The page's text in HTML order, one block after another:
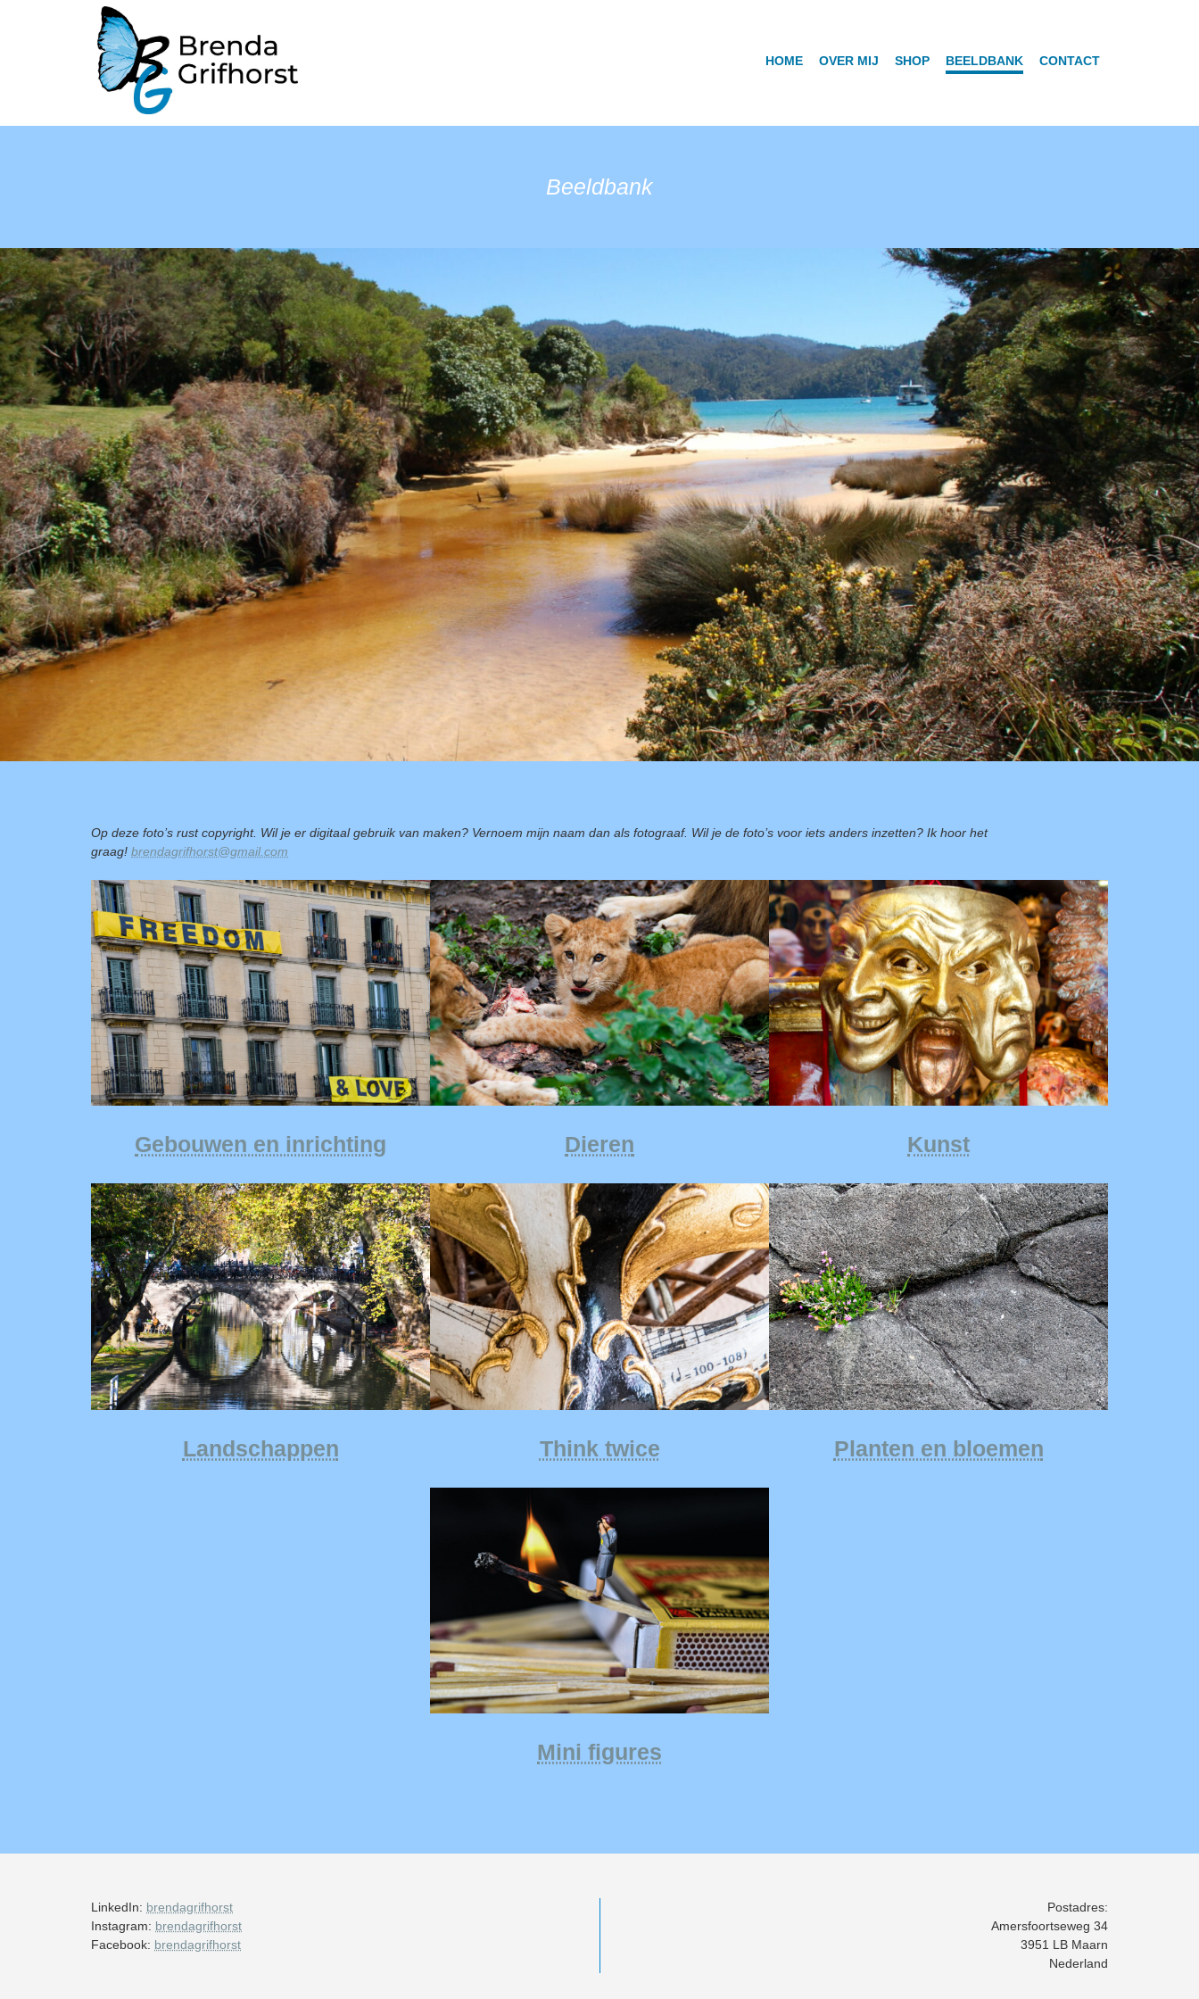
HOME OVER MIJ SHOP BEELDBANK CONTACT
Beeldbank
Op deze foto’s rust copyright. Wil je er digitaal gebruik van maken? Vernoem mijn naam dan als fotograaf. Wil je de foto’s voor iets anders inzetten? Ik hoor het
graag! brendagrifhorst@gmail.com
Gebouwen en inrichting Dieren Kunst
Landschappen Think twice Planten en bloemen
Mini figures
LinkedIn: brendagrifhorst
Instagram: brendagrifhorst
Facebook: brendagrifhorst
Postadres:
Amersfoortseweg 34
3951 LB Maarn
Nederland